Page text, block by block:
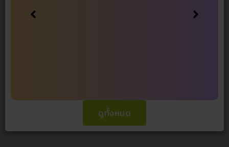
ดูทั้งหมด